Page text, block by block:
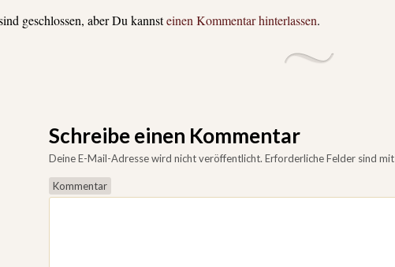
geschlossen, aber Du kannsteinen Kommentar hinterlassen.
Schreibe einen Kommentar
Deine E-Mail-Adresse wird nicht veröffentlicht. Erforderliche Felder sind mit
Kommentar